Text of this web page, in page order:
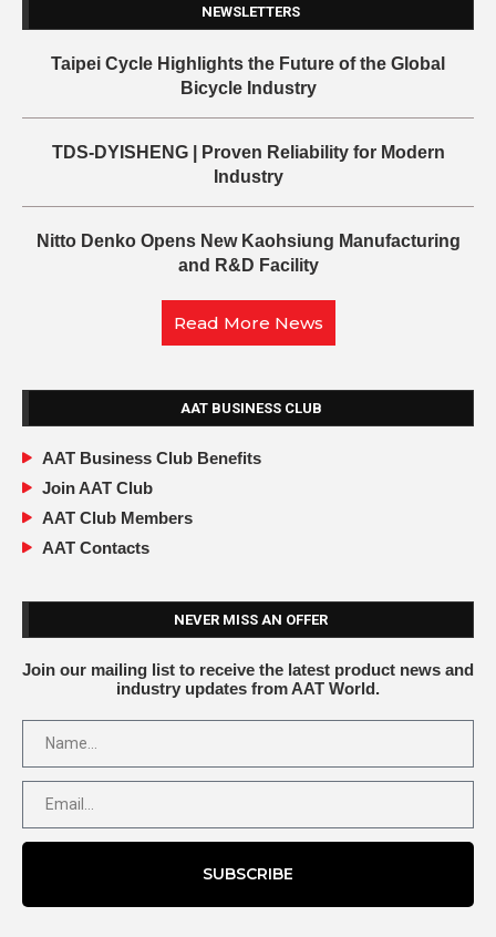
NEWSLETTERS
Taipei Cycle Highlights the Future of the Global
Bicycle Industry
TDS-DYISHENG | Proven Reliability for Modern
Industry
Nitto Denko Opens New Kaohsiung Manufacturing
and R&D Facility
Read More News
AAT BUSINESS CLUB
AAT Business Club Benefits
Join AAT Club
AAT Club Members
AAT Contacts
NEVER MISS AN OFFER
Join our mailing list to receive the latest product news and
industry updates from AAT World.
SUBSCRIBE